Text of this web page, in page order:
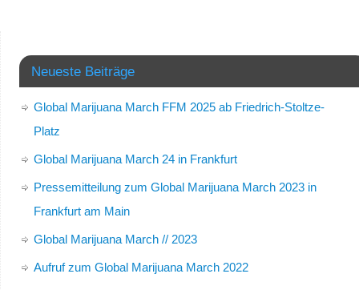
Neueste Beiträge
Global Marijuana March FFM 2025 ab Friedrich-Stoltze-
Platz
Global Marijuana March 24 in Frankfurt
Pressemitteilung zum Global Marijuana March 2023 in
Frankfurt am Main
Global Marijuana March // 2023
Aufruf zum Global Marijuana March 2022